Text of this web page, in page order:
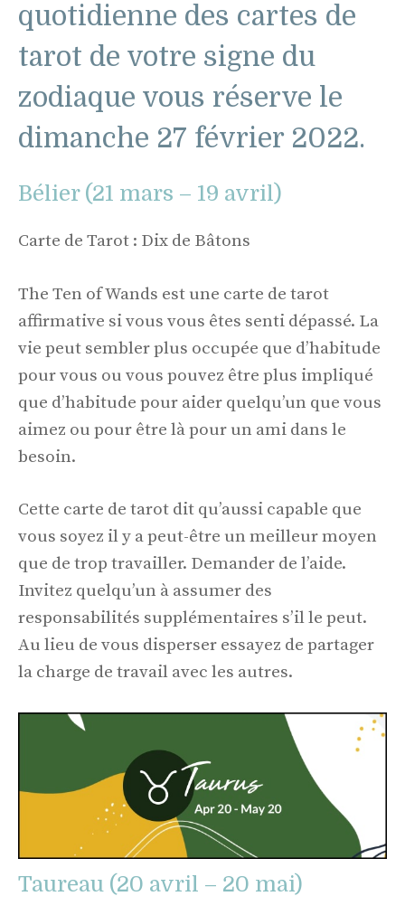
quotidienne des cartes de
tarot de votre signe du
zodiaque vous réserve le
dimanche 27 février 2022.
Bélier (21 mars – 19 avril)
Carte de Tarot : Dix de Bâtons
The Ten of Wands est une carte de tarot
affirmative si vous vous êtes senti dépassé. La
vie peut sembler plus occupée que d’habitude
pour vous ou vous pouvez être plus impliqué
que d’habitude pour aider quelqu’un que vous
aimez ou pour être là pour un ami dans le
besoin.
Cette carte de tarot dit qu’aussi capable que
vous soyez il y a peut-être un meilleur moyen
que de trop travailler. Demander de l’aide.
Invitez quelqu’un à assumer des
responsabilités supplémentaires s’il le peut.
Au lieu de vous disperser essayez de partager
la charge de travail avec les autres.
Taureau (20 avril – 20 mai)